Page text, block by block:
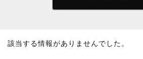
該当する情報がありませんでした。